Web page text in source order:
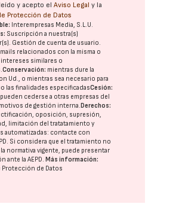
y acepto elAviso Legal y la
Protección de Datos
Interempresas Media, S.L.U.
Suscripción a nuestra(s)
Gestión de cuenta de usuario.
relacionados con la misma o
intereses similares o
Conservación: mientras dure la
Ud., o mientras sea necesario para
las finalidades especificadasCesión:
cederse a otras empresas del
de gestión interna. Derechos:
oposición, supresión,
limitación del tratatamiento y
automatizadas: contacte con
. Si considera que el tratamiento no
la normativa vigente, puede presentar
ante laAEPD. Más información:
Protección de Datos